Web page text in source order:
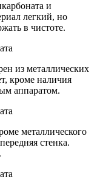
и
легкий, но
в чистоте.
из металлических
кроме наличия
аппаратом.
металлического
стенка.